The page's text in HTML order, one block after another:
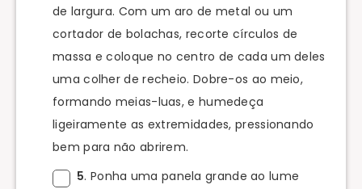
de largura. Com um aro de metal ou um
cortador de bolachas, recorte círculos de
massa e coloque no centro de cada um deles
uma colher de recheio. Dobre-os ao meio,
formando meias-luas, e humedeça
ligeiramente as extremidades, pressionando
bem para não abrirem.
5. Ponha uma panela grande ao lume